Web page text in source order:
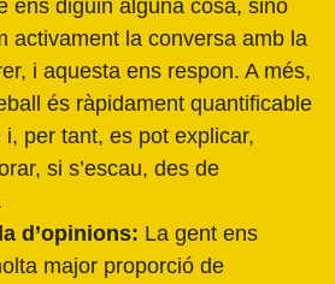
ens diguin alguna cosa, sinó
activament la conversa amb la
i aquesta ens respon. A més,
és ràpidament quantificable
i, per tant, es pot explicar,
si s’escau, des de
d’opinions: La gent ens
major proporció de